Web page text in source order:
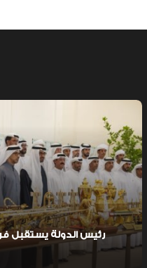
رئيس الدولة يستقبل فريق هجن الرئاسة